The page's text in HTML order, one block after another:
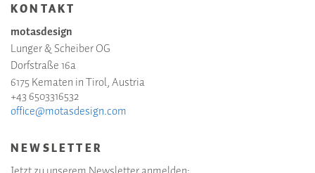
KONTAKT
motasdesign
Lunger & Scheiber OG
Dorfstraße 16a
6175 Kematen in Tirol, Austria
+43 6503316532
office@motasdesign.com
NEWSLETTER